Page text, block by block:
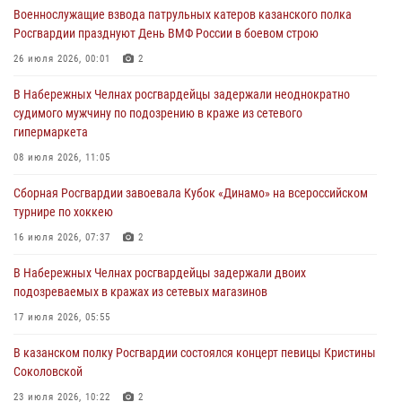
24 июля 2026, 15:05
В казанском полку Росгвардии состоялся концерт певицы Кристины
23 июля 2026, 10:22 2
В Нижнекамске сотрудники Росгвардии задержали подозреваемого
в краже
В Казани Росгвардия приняла участие в обеспечении безопасности
крестного хода и освящения храма
Военнослужащие взвода патрульных катеров казанского полка
Росгвардии празднуют День ВМФ России в боевом строю
26 июля 2026, 00:01 2
В Набережных Челнах росгвардейцы задержали неоднократно
судимого мужчину по подозрению в краже из сетевого
гипермаркета
08 июля 2026, 11:05
Сборная Росгвардии завоевала Кубок «Динамо» на всероссийском
турнире по хоккею
16 июля 2026, 07:37 2
В Набережных Челнах росгвардейцы задержали двоих
подозреваемых в кражах из сетевых магазинов
17 июля 2026, 05:55
В казанском полку Росгвардии состоялся концерт певицы Кристины
Соколовской
23 июля 2026, 10:22 2